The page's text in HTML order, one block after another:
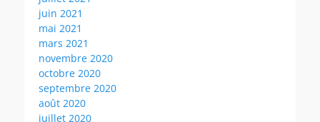
juin 2021
mai 2021
mars 2021
novembre 2020
octobre 2020
septembre 2020
août 2020
juillet 2020